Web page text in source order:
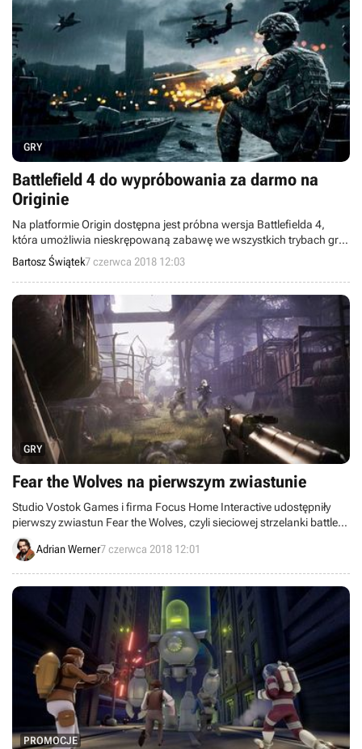
GRY
Battlefield 4 do wypróbowania za darmo na
Originie
Na platformie Origin dostępna jest próbna wersja Battlefielda 4,
która umożliwia nieskrępowaną zabawę we wszystkich trybach gry
– przez 7 dni.
Bartosz Świątek7 czerwca 2018 12:03
GRY
Fear the Wolves na pierwszym zwiastunie
Studio Vostok Games i firma Focus Home Interactive udostępniły
pierwszy zwiastun Fear the Wolves, czyli sieciowej strzelanki battle
royale utrzymanej w klimacie wzorowanym na cyklu S.T.A.L.K.E.R.
Adrian Werner7 czerwca 2018 12:01
PROMOCJE